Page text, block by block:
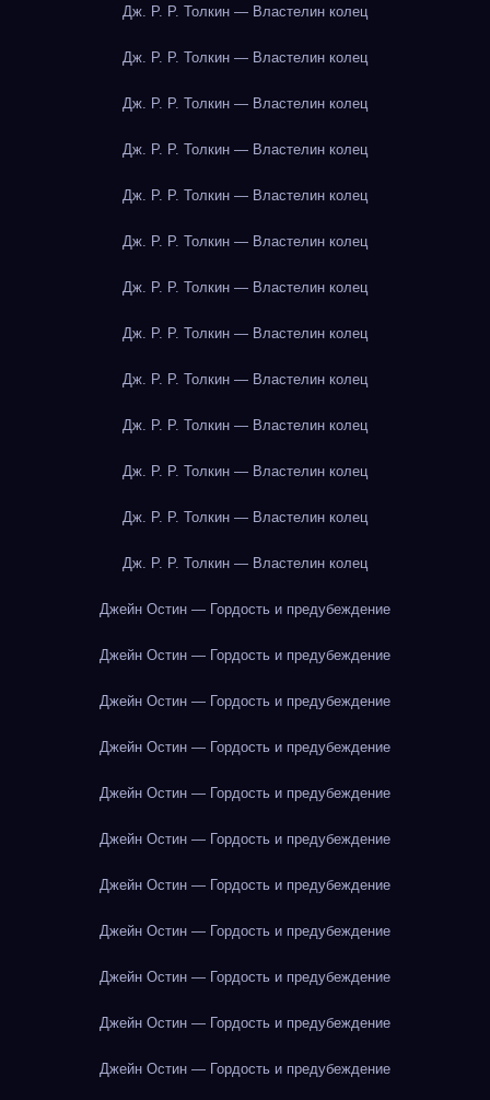
Дж. Р. Р. Толкин — Властелин колец
Дж. Р. Р. Толкин — Властелин колец
Дж. Р. Р. Толкин — Властелин колец
Дж. Р. Р. Толкин — Властелин колец
Дж. Р. Р. Толкин — Властелин колец
Дж. Р. Р. Толкин — Властелин колец
Дж. Р. Р. Толкин — Властелин колец
Дж. Р. Р. Толкин — Властелин колец
Дж. Р. Р. Толкин — Властелин колец
Дж. Р. Р. Толкин — Властелин колец
Дж. Р. Р. Толкин — Властелин колец
Дж. Р. Р. Толкин — Властелин колец
Дж. Р. Р. Толкин — Властелин колец
Джейн Остин — Гордость и предубеждение
Джейн Остин — Гордость и предубеждение
Джейн Остин — Гордость и предубеждение
Джейн Остин — Гордость и предубеждение
Джейн Остин — Гордость и предубеждение
Джейн Остин — Гордость и предубеждение
Джейн Остин — Гордость и предубеждение
Джейн Остин — Гордость и предубеждение
Джейн Остин — Гордость и предубеждение
Джейн Остин — Гордость и предубеждение
Джейн Остин — Гордость и предубеждение